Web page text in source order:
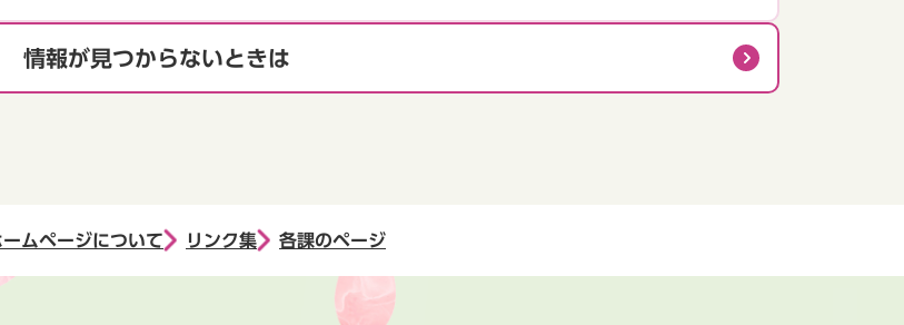
情報が見つからないときは
ームページについて リンク集 各課のページ